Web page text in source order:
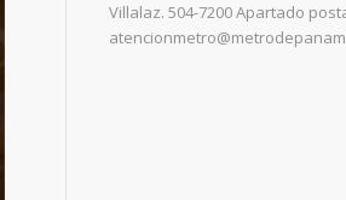
Villalaz. 504-7200 Apartado